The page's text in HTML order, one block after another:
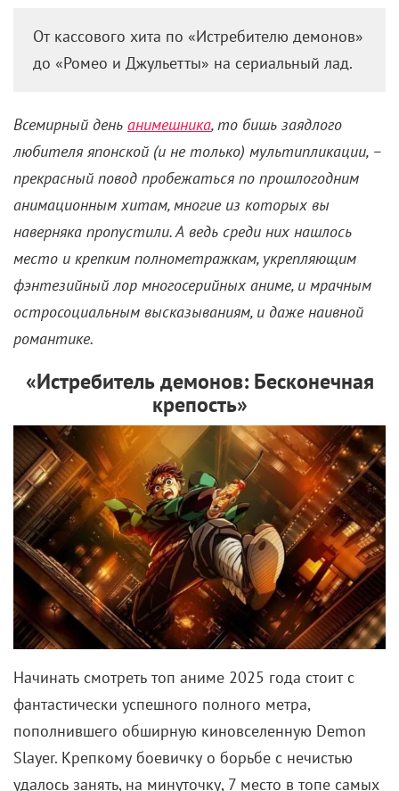
От кассового хита по «Истребителю демонов»
до «Ромео и Джульетты» на сериальный лад.
Всемирный день анимешника, то бишь заядлого
любителя японской (и не только) мультипликации, –
прекрасный повод пробежаться по прошлогодним
анимационным хитам, многие из которых вы
наверняка пропустили.А ведь среди них нашлось
место и крепким полнометражкам, укрепляющим
фэнтезийный лор многосерийных аниме, и мрачным
остросоциальным высказываниям, и даже наивной
романтике.
«Истребитель демонов: Бесконечная
крепость»
Начинать смотреть топ аниме 2025 года стоит с
фантастически успешного полного метра,
пополнившего обширную киновселенную Demon
Slayer. Крепкому боевичку о борьбе с нечистью
удалось занять, на минуточку, 7 место в топе самых